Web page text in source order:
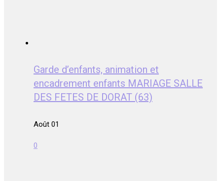
Garde d’enfants, animation et
encadrement enfants MARIAGE SALLE
DES FETES DE DORAT (63)
Août 01
0